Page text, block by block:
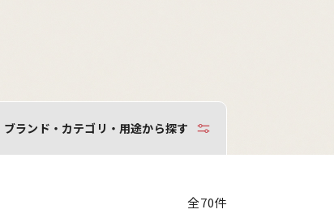
ブランド・カテゴリ・用途から探す
全70件